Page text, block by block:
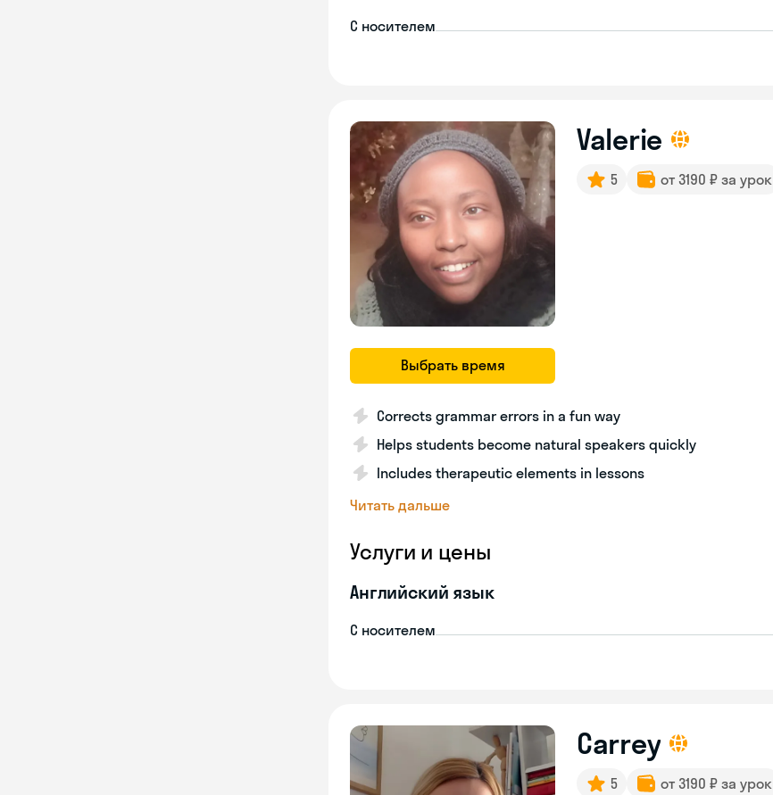
С носителем
Выбрать время
Valerie
5 от 3190 ₽ за урок
Corrects grammar errors in a fun way
Helps students become natural speakers quickly
Includes therapeutic elements in lessons
Читать дальше
Услуги и цены
Английский язык
С носителем
Carrey
5 от 3190 ₽ за урок